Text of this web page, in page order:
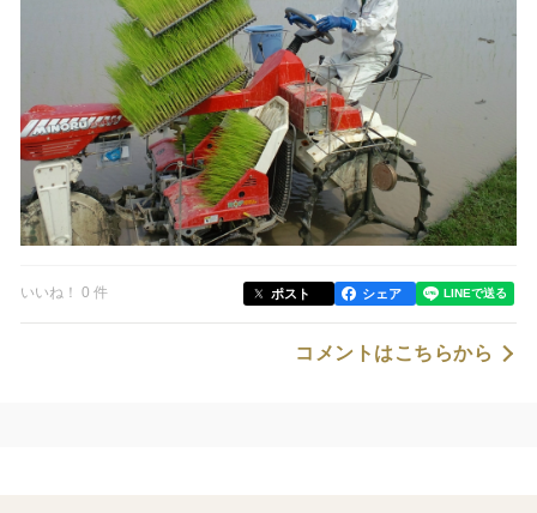
いいね！ 0 件 ポスト シェア
コメントはこちらから